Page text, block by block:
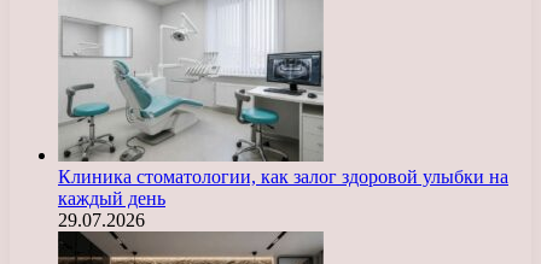
Клиника стоматологии, как залог здоровой улыбки на
каждый день
29.07.2026